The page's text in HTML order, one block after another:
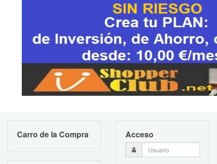
Carro de la Compra Acceso